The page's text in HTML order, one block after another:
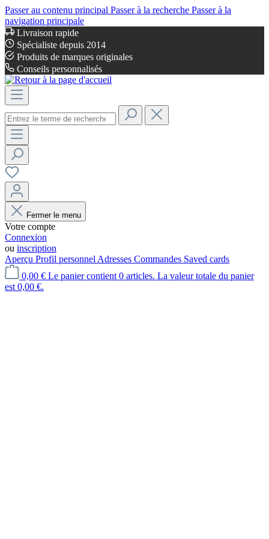
Passer au contenu principal Passer à la recherche Passer à la
navigation principale
Livraison rapide
Spécialiste depuis 2014
Produits de marques originales
Conseils personnalisés
Fermer le menu
Votre compte
Connexion
ou inscription
Aperçu Profil personnel Adresses Commandes Saved cards
0,00 € Le panier contient 0 articles. La valeur totale du panier
est 0,00 €.